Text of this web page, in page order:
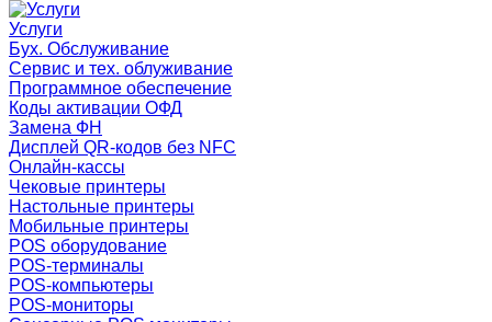
Услуги
Бух. Обслуживание
Сервис и тех. облуживание
Программное обеспечение
Коды активации ОФД
Замена ФН
Дисплей QR-кодов без NFC
Онлайн-кассы
Чековые принтеры
Настольные принтеры
Мобильные принтеры
POS оборудование
POS-терминалы
POS-компьютеры
POS-мониторы